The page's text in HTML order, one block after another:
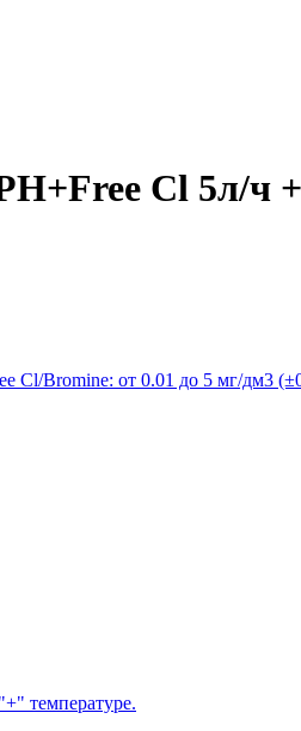
Cl 5л/ч
Cl/Bromine: от 0.01 до 5 мг/дм3
температуре.